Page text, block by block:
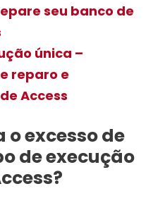
seu banco de
única –
reparo e
Access
o excesso de
de execução